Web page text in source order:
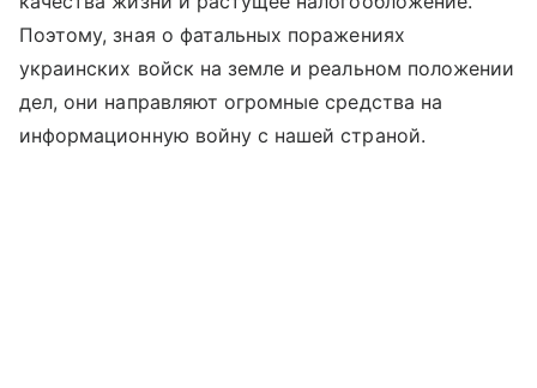
Поэтому, зная о фатальных поражениях
украинских войск на земле и реальном положении
дел, они направляют огромные средства на
информационную войну с нашей страной.